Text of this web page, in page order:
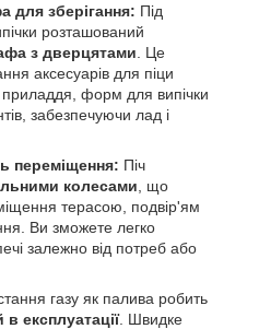
для зберігання: Під
розташований
з дверцятами . Це
аксесуарів для піци
приладдя, форм для випічки
забезпечуючи лад і
переміщення: Піч
колесами , що
терасою, подвір'ям
Ви зможете легко
залежно від потреб або
газу як палива робить
експлуатації. Швидке